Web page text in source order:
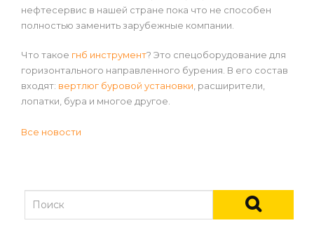
нефтесервис в нашей стране пока что не способен
полностью заменить зарубежные компании.
Что такое гнб инструмент? Это спецоборудование для
горизонтального направленного бурения. В его состав
входят: вертлюг буровой установки , расширители,
лопатки, бура и многое другое.
Все новости